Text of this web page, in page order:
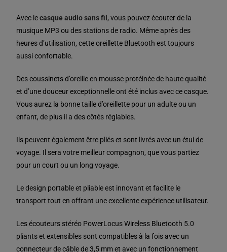
Avec lecasque audio sans fil , vous pouvez écouter de la
musique MP3 ou des stations de radio. Même après des
heures d’utilisation, cette oreillette Bluetooth est toujours
aussi confortable.
Des coussinets d’oreille en mousse protéinée de haute qualité
et d’une douceur exceptionnelle ont été inclus avec ce casque.
Vous aurez la bonne taille d’oreillette pour un adulte ou un
enfant, de plus il a des côtés réglables.
Ils peuvent également être pliés et sont livrés avec un étui de
voyage. Il sera votre meilleur compagnon, que vous partiez
pour un court ou un long voyage.
Le design portable et pliable est innovant et facilite le
transport tout en offrant une excellente expérience utilisateur.
Les écouteurs stéréo PowerLocus Wireless Bluetooth 5.0
pliants et extensibles sont compatibles à la fois avec un
connecteur de câble de 3,5 mm et avec un fonctionnement